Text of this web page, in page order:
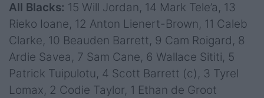
All Blacks: 15 Will Jordan, 14 Mark Tele’a, 13
Rieko Ioane, 12 Anton Lienert-Brown, 11 Caleb
Clarke, 10 Beauden Barrett, 9 Cam Roigard, 8
Ardie Savea, 7 Sam Cane, 6 Wallace Sititi, 5
Patrick Tuipulotu, 4 Scott Barrett (c), 3 Tyrel
Lomax, 2 Codie Taylor, 1 Ethan de Groot